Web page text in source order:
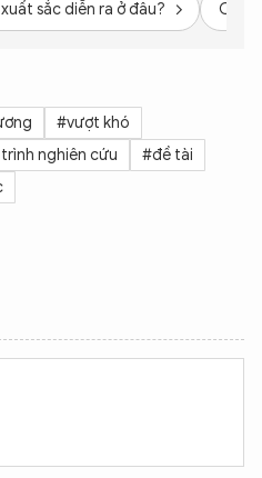
sắc diễn ra ở đâu? Có
#vượt khó
nghiên cứu
#đề tài